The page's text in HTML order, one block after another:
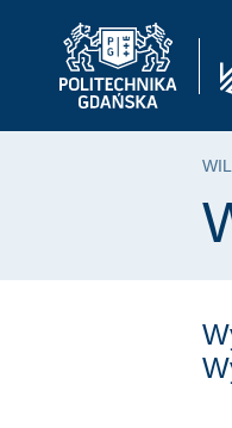
głównego
wyszukiwarki
Wybory